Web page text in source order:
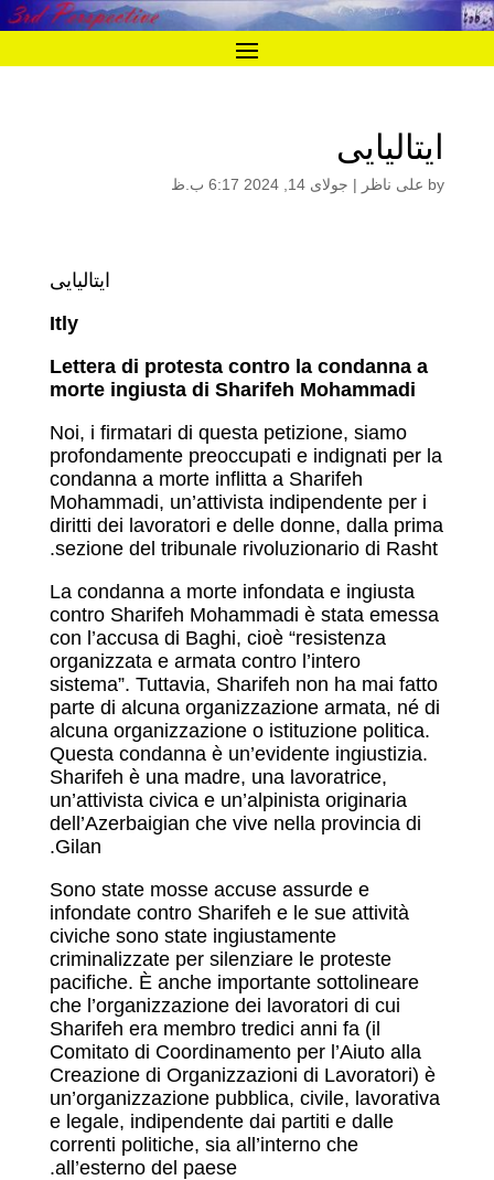
ایتالیایی
by علی ناظر | جولای 14, 2024 6:17 ب.ظ
ایتالیایی
Itly
Lettera di protesta contro la condanna a
morte ingiusta di Sharifeh Mohammadi
Noi, i firmatari di questa petizione, siamo
profondamente preoccupati e indignati per la
condanna a morte inflitta a Sharifeh
Mohammadi, un’attivista indipendente per i
diritti dei lavoratori e delle donne, dalla prima
sezione del tribunale rivoluzionario di Rasht.
La condanna a morte infondata e ingiusta
contro Sharifeh Mohammadi è stata emessa
con l’accusa di Baghi, cioè “resistenza
organizzata e armata contro l’intero
sistema”. Tuttavia, Sharifeh non ha mai fatto
parte di alcuna organizzazione armata, né di
alcuna organizzazione o istituzione politica.
Questa condanna è un’evidente ingiustizia.
Sharifeh è una madre, una lavoratrice,
un’attivista civica e un’alpinista originaria
dell’Azerbaigian che vive nella provincia di
Gilan.
Sono state mosse accuse assurde e
infondate contro Sharifeh e le sue attività
civiche sono state ingiustamente
criminalizzate per silenziare le proteste
pacifiche. È anche importante sottolineare
che l’organizzazione dei lavoratori di cui
Sharifeh era membro tredici anni fa (il
Comitato di Coordinamento per l’Aiuto alla
Creazione di Organizzazioni di Lavoratori) è
un’organizzazione pubblica, civile, lavorativa
e legale, indipendente dai partiti e dalle
correnti politiche, sia all’interno che
all’esterno del paese.